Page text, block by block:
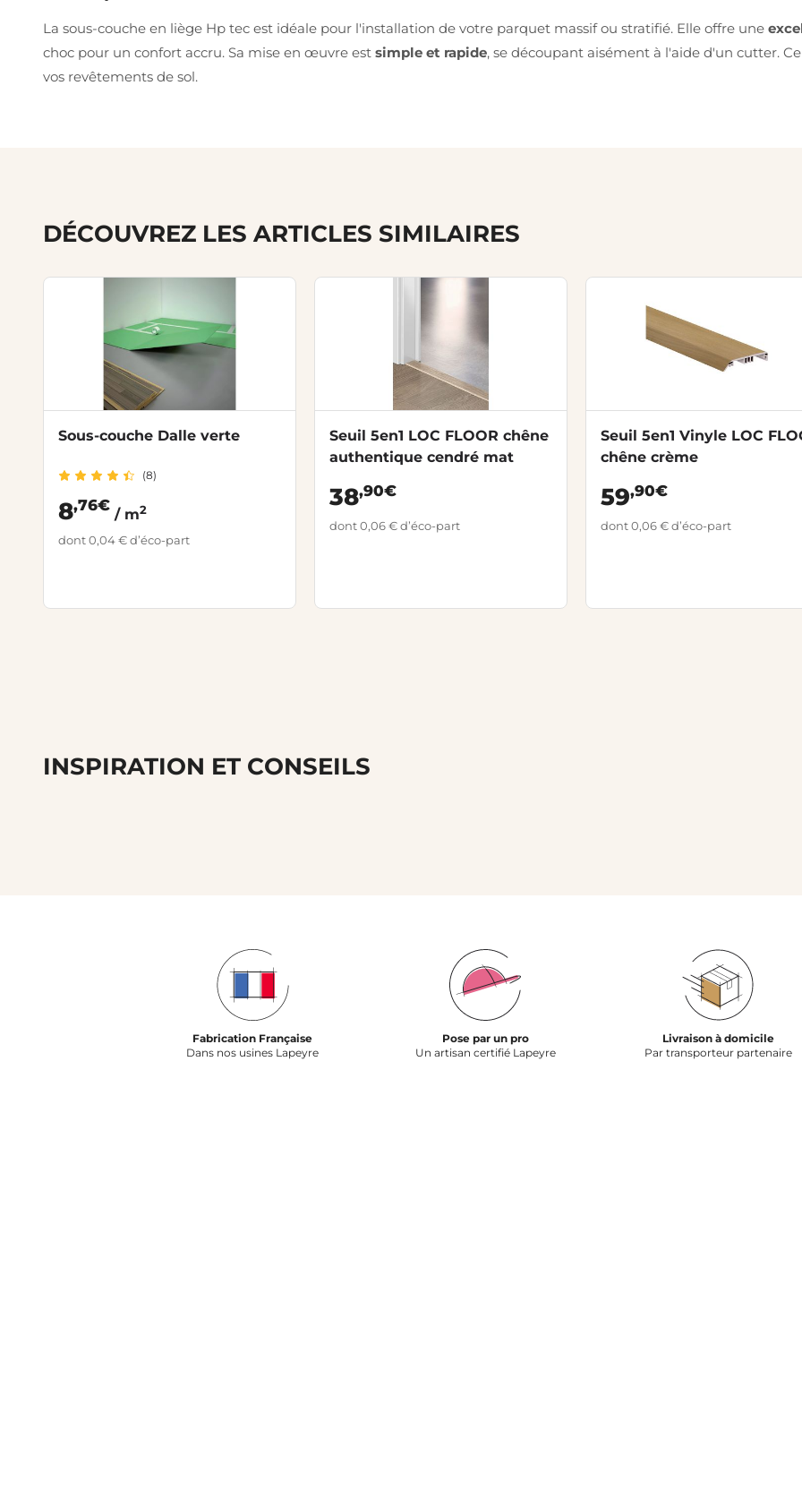
La sous-couche en liège Hp tec est idéale pour l'installation de votre parquet massif ou stratifié. Elle offre une
choc pour un confort accru. Sa mise en œuvre est simple et rapide, se découpant aisément à l'aide d'un cutter.
vos revêtements de sol.
DÉCOUVREZ LES ARTICLES SIMILAIRES
Sous-couche Dalle verte
(8)
8,76€
/ m2
dont 0,04 € d’éco-part
Seuil 5en1 LOC FLOOR chêne
authentique cendré mat
38,90€
dont 0,06 € d’éco-part
Seuil 5en1 Vinyle LOC
chêne crème
59,90€
dont 0,06 € d’éco-part
INSPIRATION ET CONSEILS
Fabrication Française
Dans nos usines Lapeyre
Pose par un pro
Un artisan certifié Lapeyre
Livraison à domicile
Par transporteur partenaire